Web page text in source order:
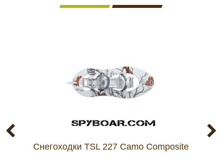
Снегоходки TSL 227 Camo Composite